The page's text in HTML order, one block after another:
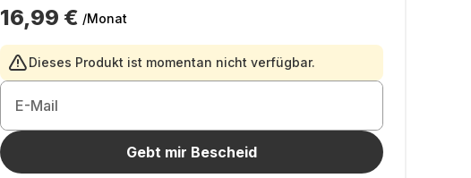
16,99 € /Monat
Dieses Produkt ist momentan nicht verfügbar.
E-Mail
Gebt mir Bescheid